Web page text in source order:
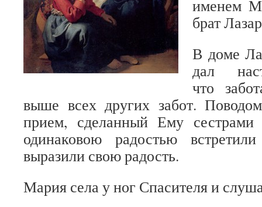
именем
брат
В доме
дал
что
выше всех других забот.
прием, сделанный Ему
одинаковою радостью
выразили свою радость.
Мария села у ног Спасителя и